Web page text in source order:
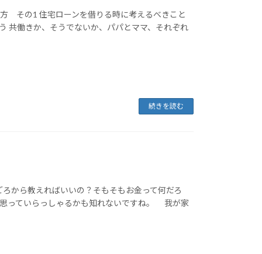
その1 住宅ローンを借りる時に考えるべきこと
働きか、そうでないか、パパとママ、それぞれ
続きを読む
から教えればいいの？そもそもお金って何だろ
っていらっしゃるかも知れないですね。 我が家